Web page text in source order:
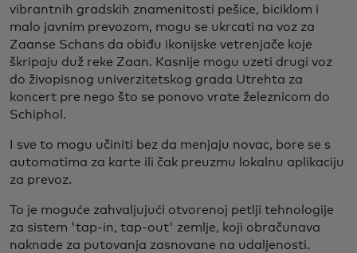
vibrantnih gradskih znamenitosti pešice, biciklom i
malo javnim prevozom, mogu se ukrcati na voz za
Zaanse Schans da obiđu ikonijske vetrenjače koje
škripaju duž reke Zaan. Kasnije mogu uzeti drugi voz
do živopisnog univerzitetskog grada Utrehta za
koncert pre nego što se ponovo vrate železnicom do
Schiphol.
I sve to mogu učiniti bez da menjaju novac, bore se s
automatima za karte ili čak preuzmu lokalnu aplikaciju
za prevoz.
To je moguće zahvaljujući otvorenoj petlji tehnologije
za sistem 'tap-in, tap-out' zemlje, koji obračunava
naknade za putovanja zasnovane na udaljenosti.